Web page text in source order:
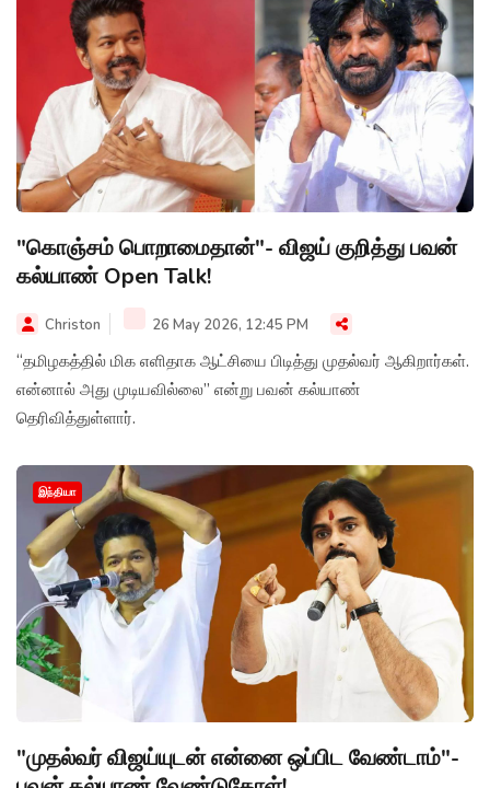
"கொஞ்சம் பொறாமைதான்"- விஜய் குறித்து பவன்
கல்யாண் Open Talk!
Christon 26 May 2026, 12:45 PM
“தமிழகத்தில் மிக எளிதாக ஆட்சியை பிடித்து முதல்வர் ஆகிறார்கள்.
என்னால் அது முடியவில்லை” என்று பவன் கல்யாண்
தெரிவித்துள்ளார்.
இந்தியா
"முதல்வர் விஜய்யுடன் என்னை ஒப்பிட வேண்டாம்"-